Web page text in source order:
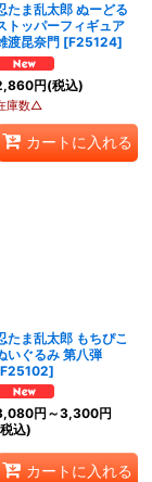
たま乱太郎 ぬーどる
トッパーフィギュア
渡昆奈門 [F25124]
円(税込)
庫数△
カートに入れる
たま乱太郎 もちぴこ
いぐるみ 第八弾
F25102]
円 ～3,300円
込)
カートに入れる